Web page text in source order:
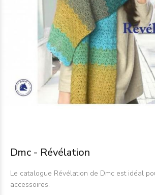
Dmc - Révélation
Le catalogue Révélation de Dmc est idéal
accessoires.